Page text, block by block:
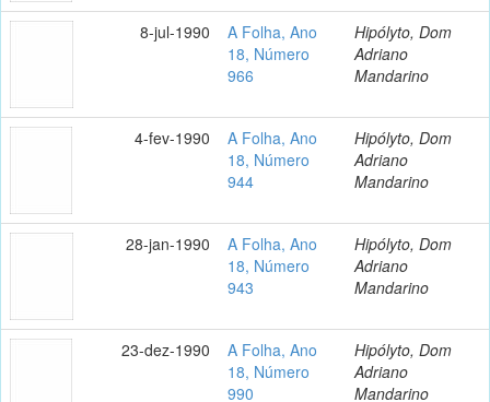
8-jul-1990
A Folha, Ano
18, Número
966
Hipólyto, Dom
Adriano
Mandarino
4-fev-1990
A Folha, Ano
18, Número
944
Hipólyto, Dom
Adriano
Mandarino
28-jan-1990
A Folha, Ano
18, Número
943
Hipólyto, Dom
Adriano
Mandarino
23-dez-1990
A Folha, Ano
18, Número
990
Hipólyto, Dom
Adriano
Mandarino